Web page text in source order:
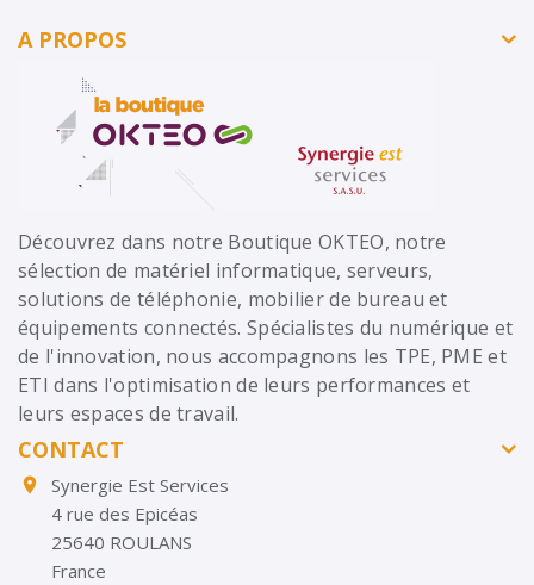
A PROPOS
Découvrez dans notre Boutique OKTEO, notre
sélection de matériel informatique, serveurs,
solutions de téléphonie, mobilier de bureau et
équipements connectés. Spécialistes du numérique et
de l'innovation, nous accompagnons les TPE, PME et
ETI dans l'optimisation de leurs performances et
leurs espaces de travail.
CONTACT

Synergie Est Services
4 rue des Epicéas
25640 ROULANS
France